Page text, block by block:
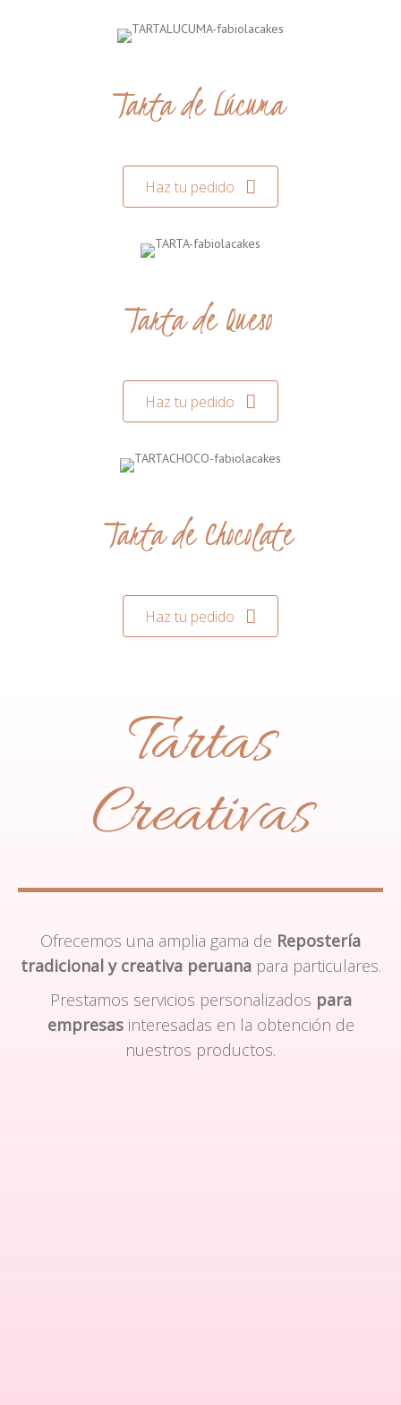
Tarta de Lúcuma
Haz tu pedido
Tarta de Queso
Haz tu pedido
Tarta de Chocolate
Haz tu pedido
Tartas
Creativas
Ofrecemos una amplia gama de Repostería
tradicional y creativa peruanapara particulares.
Prestamos servicios personalizados para
empresasinteresadas en la obtención de
nuestros productos.